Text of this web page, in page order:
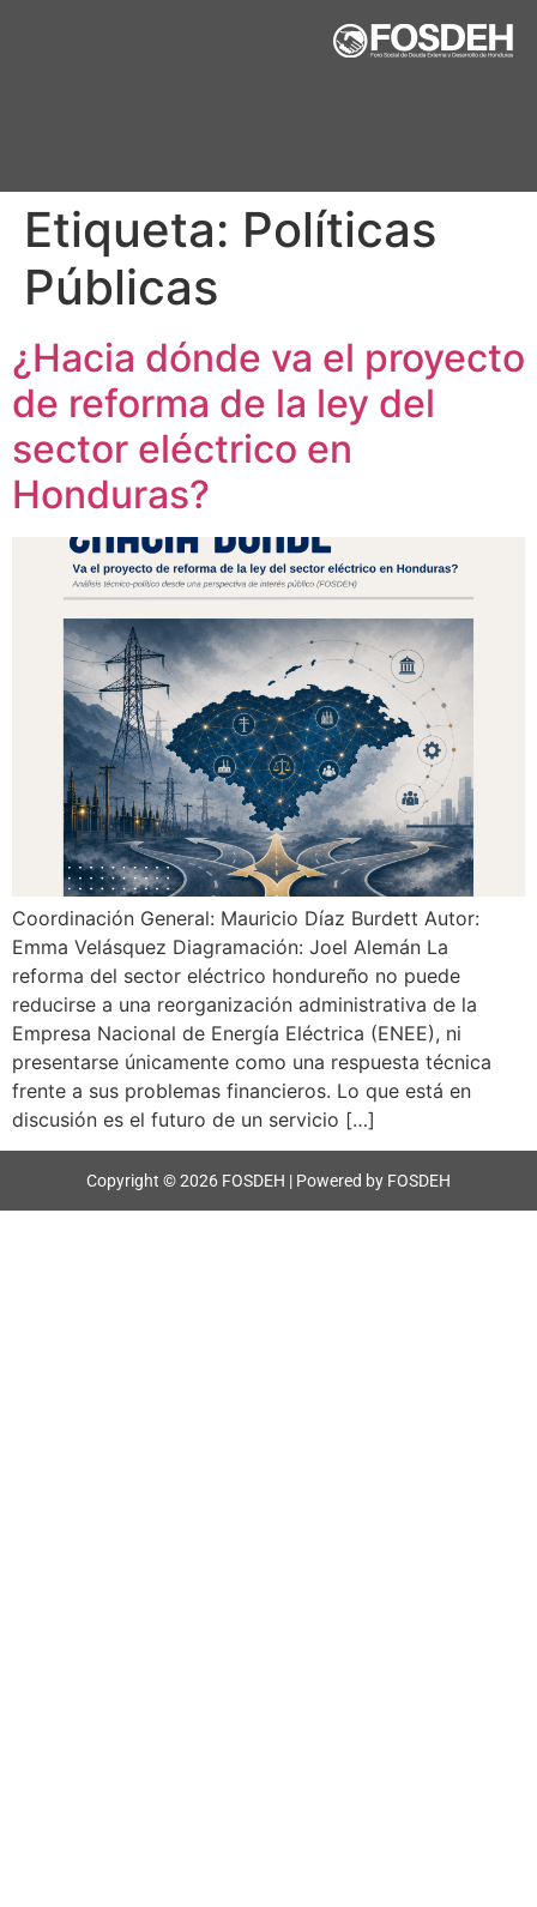
Etiqueta: Políticas
Públicas
¿Hacia dónde va el proyecto
de reforma de la ley del
sector eléctrico en
Honduras?
Coordinación General: Mauricio Díaz Burdett Autor:
Emma Velásquez Diagramación: Joel Alemán La
reforma del sector eléctrico hondureño no puede
reducirse a una reorganización administrativa de la
Empresa Nacional de Energía Eléctrica (ENEE), ni
presentarse únicamente como una respuesta técnica
frente a sus problemas financieros. Lo que está en
discusión es el futuro de un servicio […]
Copyright © 2026 FOSDEH | Powered by FOSDEH